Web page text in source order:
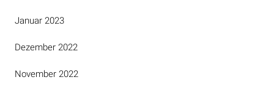
Januar 2023
Dezember 2022
November 2022